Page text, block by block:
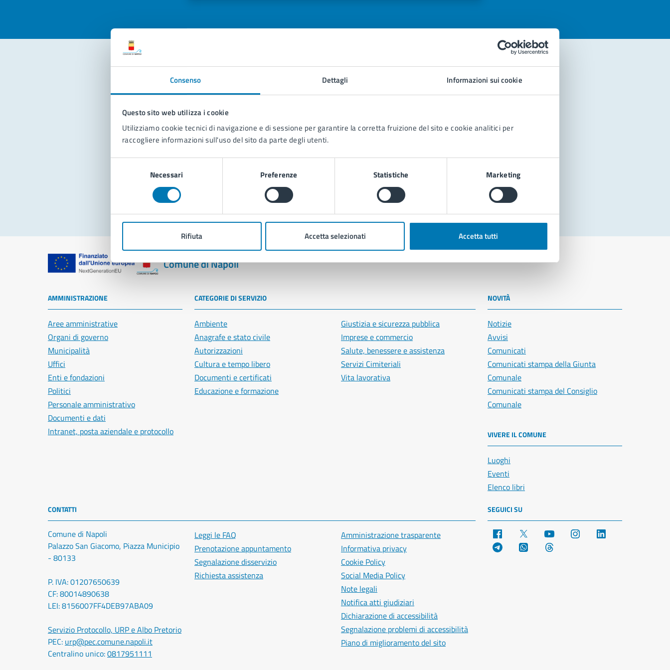
Consenso Dettagli Informazioni sui cookie
Questo sito web utilizza i cookie
Utilizziamo cookie tecnici di navigazione e di sessione per garantire la corretta fruizione del sito e cookie analitici per
raccogliere informazioni sull'uso del sito da parte degli utenti.
Necessari Preferenze Statistiche Marketing
Rifiuta Accetta selezionati Accetta tutti
Richiedi assistenza
Prenota appuntamento
Problemi in città
Segnala disservizio
Comune di Napoli
AMMINISTRAZIONE
Aree amministrative
Organi di governo
Municipalità
Uffici
Enti e fondazioni
Politici
Personale amministrativo
Documenti e dati
Intranet, posta aziendale e protocollo
CATEGORIE DI SERVIZIO
Ambiente
Anagrafe e stato civile
Autorizzazioni
Cultura e tempo libero
Documenti e certificati
Educazione e formazione
Giustizia e sicurezza pubblica
Imprese e commercio
Salute, benessere e assistenza
Servizi Cimiteriali
Vita lavorativa
NOVITÀ
Notizie
Avvisi
Comunicati
Comunicati stampa della Giunta
Comunale
Comunicati stampa del Consiglio
Comunale
VIVERE IL COMUNE
Luoghi
Eventi
Elenco libri
CONTATTI
Comune di Napoli
Palazzo San Giacomo, Piazza Municipio
- 80133
P. IVA: 01207650639
CF: 80014890638
LEI: 8156007FF4DEB97ABA09
Servizio Protocollo, URP e Albo Pretorio
PEC: urp@pec.comune.napoli.it
Centralino unico:0817951111
Leggi le FAQ
Prenotazione appuntamento
Segnalazione disservizio
Richiesta assistenza
Amministrazione trasparente
Informativa privacy
Cookie Policy
Social Media Policy
Note legali
Notifica atti giudiziari
Dichiarazione di accessibilità
Segnalazione problemi di accessibilità
Piano di miglioramento del sito
SEGUICI SU
Facebook YouTube Instagram
Telegram WhatsApp